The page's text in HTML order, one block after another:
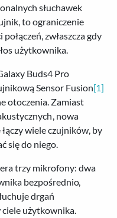
słuchawek
to ograniczenie
zwłaszcza gdy
użytkownika.
Buds4 Pro
Sensor Fusion[1]
otoczenia. Zamiast
nowa
wiele czujników, by
się do niego.
trzy mikrofony: dwa
bezpośrednio,
drgań
ciele użytkownika.